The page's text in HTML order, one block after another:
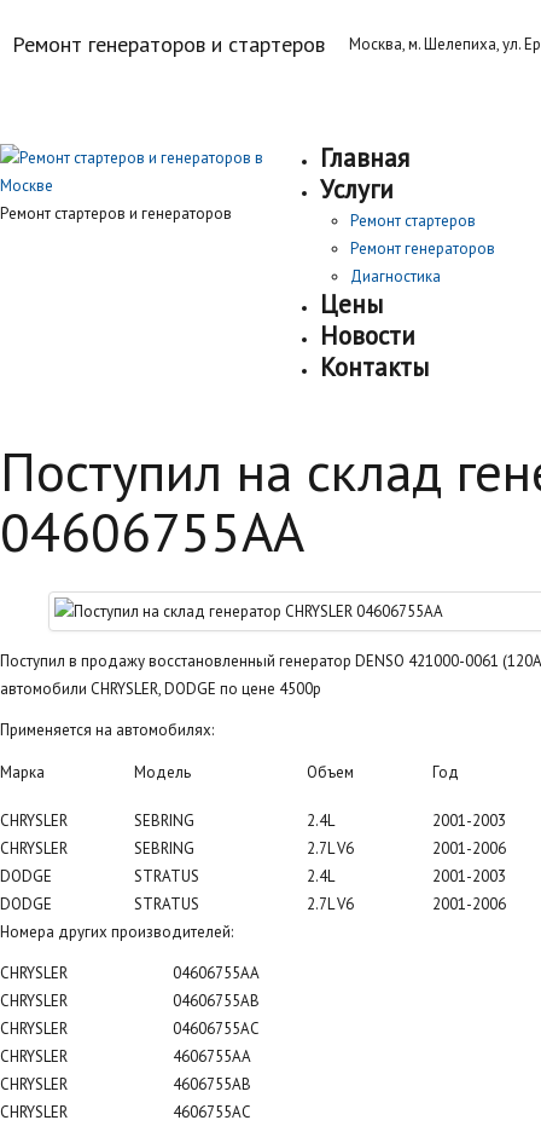
Ремонт генераторов и стартеров Москва, м. Шелепиха, ул.
Ремонт стартеров и генераторов
Главная
Услуги
Ремонт стартеров
Ремонт генераторов
Диагностика
Цены
Новости
Контакты
Поступил на склад
04606755AA
Поступил в продажу восстановленный генератор DENSO 421000-0061
автомобили CHRYSLER, DODGE по цене 4500р
Применяется на автомобилях:
Марка Модель Объем Год
CHRYSLER SEBRING 2.4L
2001-2003
CHRYSLER
SEBRING 2.7L V6
2001-2006
DODGE
STRATUS 2.4L
2001-2003
DODGE
STRATUS 2.7L V6
2001-2006
Номера других производителей:
CHRYSLER
04606755AA
CHRYSLER
04606755AB
CHRYSLER
04606755AC
CHRYSLER
4606755AA
CHRYSLER
4606755AB
CHRYSLER
4606755AC